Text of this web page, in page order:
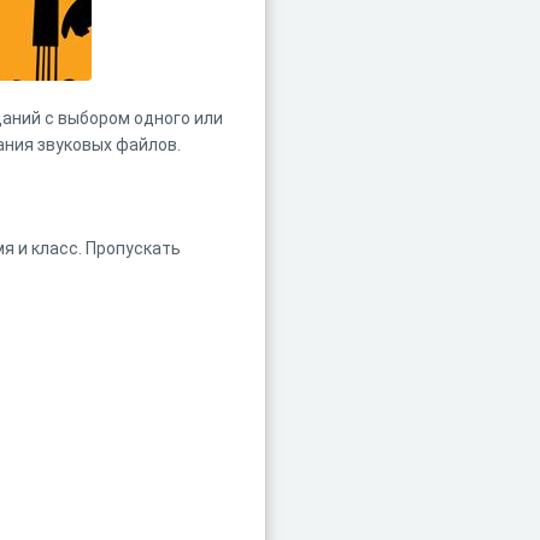
с выбором одного или
звуковых файлов.
и класс. Пропускать